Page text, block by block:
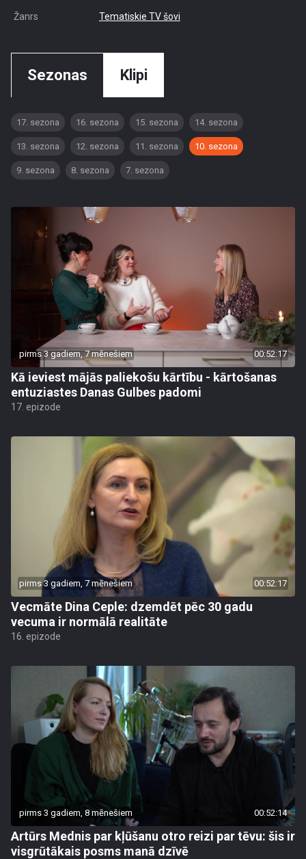
Žanrs Tematiskie TV šovi
Sezonas Klipi
17. sezona 16. sezona 15. sezona 14. sezona
13. sezona 12. sezona 11. sezona 10. sezona
9. sezona 8. sezona 7. sezona
pirms 3 gadiem, 7 mēnešiem 00:52:17
Kā ieviest mājās paliekošu kārtību - kārtošanas
entuziastes Danas Gulbes padomi
17. epizode
pirms 3 gadiem, 7 mēnešiem 00:52:17
Vecmāte Dina Ceple: dzemdēt pēc 30 gadu
vecuma ir normālā realitāte
16. epizode
pirms 3 gadiem, 8 mēnešiem 00:52:14
Artūrs Mednis par kļūšanu otro reizi par tēvu: šis ir
visgrūtākais posms manā dzīvē